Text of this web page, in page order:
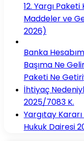
12. Yargı
Maddeler ve
2026)
Banka
Başıma Ne
Paketi Ne
İhtiyaç
2025/7083 K.
Yargıtay
Hukuk Dairesi